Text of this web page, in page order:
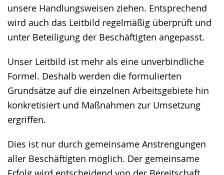
unsere Handlungsweisen ziehen. Entsprechend
wird auch das Leitbild regelmäßig überprüft und
unter Beteiligung der Beschäftigten angepasst.
Unser Leitbild ist mehr als eine unverbindliche
Formel. Deshalb werden die formulierten
Grundsätze auf die einzelnen Arbeitsgebiete hin
konkretisiert und Maßnahmen zur Umsetzung
ergriffen.
Dies ist nur durch gemeinsame Anstrengungen
aller Beschäftigten möglich. Der gemeinsame